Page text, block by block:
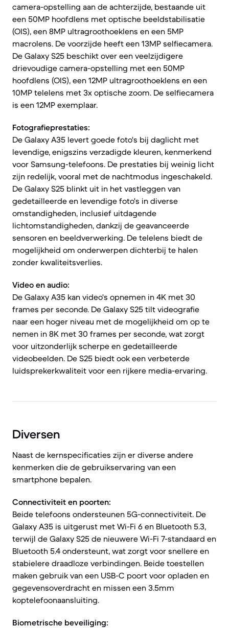
camera-opstelling aan de achterzijde, bestaande uit
een 50MP hoofdlens met optische beeldstabilisatie
(OIS), een 8MP ultragroothoeklens en een 5MP
macrolens. De voorzijde heeft een 13MP selfiecamera.
De Galaxy S25 beschikt over een veelzijdigere
drievoudige camera-opstelling met een 50MP
hoofdlens (OIS), een 12MP ultragroothoeklens en een
10MP telelens met 3x optische zoom. De selfiecamera
is een 12MP exemplaar.
Fotografieprestaties:
De Galaxy A35 levert goede foto's bij daglicht met
levendige, enigszins verzadigde kleuren, kenmerkend
voor Samsung-telefoons. De prestaties bij weinig licht
zijn redelijk, vooral met de nachtmodus ingeschakeld.
De Galaxy S25 blinkt uit in het vastleggen van
gedetailleerde en levendige foto's in diverse
omstandigheden, inclusief uitdagende
lichtomstandigheden, dankzij de geavanceerde
sensoren en beeldverwerking. De telelens biedt de
mogelijkheid om onderwerpen dichterbij te halen
zonder kwaliteitsverlies.
Video en audio:
De Galaxy A35 kan video's opnemen in 4K met 30
frames per seconde. De Galaxy S25 tilt videografie
naar een hoger niveau met de mogelijkheid om op te
nemen in 8K met 30 frames per seconde, wat zorgt
voor uitzonderlijk scherpe en gedetailleerde
videobeelden. De S25 biedt ook een verbeterde
luidsprekerkwaliteit voor een rijkere media-ervaring.
Diversen
Naast de kernspecificaties zijn er diverse andere
kenmerken die de gebruikservaring van een
smartphone bepalen.
Connectiviteit en poorten:
Beide telefoons ondersteunen 5G-connectiviteit. De
Galaxy A35 is uitgerust met Wi-Fi 6 en Bluetooth 5.3,
terwijl de Galaxy S25 de nieuwere Wi-Fi 7-standaard en
Bluetooth 5.4 ondersteunt, wat zorgt voor snellere en
stabielere draadloze verbindingen. Beide toestellen
maken gebruik van een USB-C poort voor opladen en
gegevensoverdracht en missen een 3.5mm
koptelefoonaansluiting.
Biometrische beveiliging: